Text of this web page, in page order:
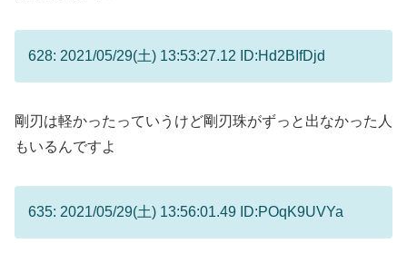
628: 2021/05/29(土) 13:53:27.12 ID:Hd2BIfDjd
剛刃は軽かったっていうけど剛刃珠がずっと出なかった人
もいるんですよ
635: 2021/05/29(土) 13:56:01.49 ID:POqK9UVYa